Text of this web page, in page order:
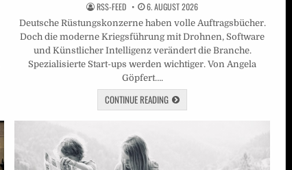
RSS-FEED 6. AUGUST 2026
Deutsche Rüstungskonzerne haben volle Auftragsbücher.
Doch die moderne Kriegsführung mit Drohnen, Software
und Künstlicher Intelligenz verändert die Branche.
Spezialisierte Start-ups werden wichtiger. Von Angela
Göpfert….
CONTINUE READING